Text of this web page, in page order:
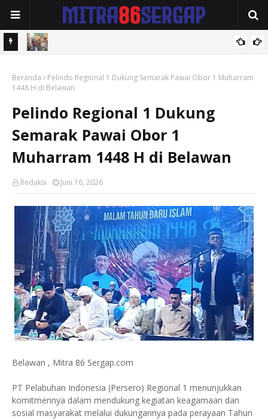
Antisipasi Antrean dan Penyelewengan BBM Bersubsidi
Beranda
Pelindo Regional 1 Dukung Semarak Pawai Obor 1 Muharram
1448 H di Belawan
Pelindo Regional 1 Dukung
Semarak Pawai Obor 1
Muharram 1448 H di Belawan
Redaksi Juni 16, 2026
Belawan , Mitra 86 Sergap.com
PT Pelabuhan Indonesia (Persero) Regional 1 menunjukkan
komitmennya dalam mendukung kegiatan keagamaan dan
sosial masyarakat melalui dukungannya pada perayaan Tahun